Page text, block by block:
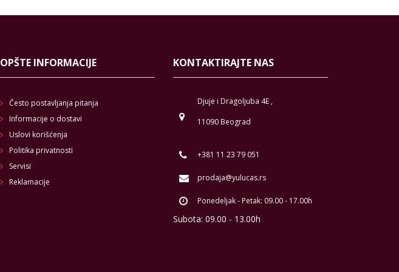
OPŠTE INFORMACIJE
Često postavljanja pitanja
Informacije o dostavi
Uslovi korišćenja
Politika privatnosti
Servisi
Reklamacije
KONTAKTIRAJTE NAS
Djuje i Dragoljuba 4E ,
11090 Beograd
+381 11 23 79 051
prodaja@yulucas.rs
Ponedeljak - Petak: 09.00 - 17.00h
Subota: 09.00 - 13.00h